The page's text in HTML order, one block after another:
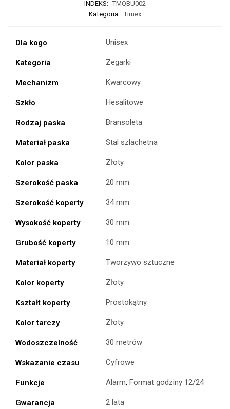
INDEKS: TMQBU002
Kategoria: Timex
Dla kogo Unisex
Kategoria Zegarki
Mechanizm Kwarcowy
Szkło Hesalitowe
Rodzaj paska Bransoleta
Materiał paska Stal szlachetna
Kolor paska Złoty
Szerokość paska 20 mm
Szerokość koperty 34 mm
Wysokość koperty 30 mm
Grubość koperty 10 mm
Materiał koperty Tworzywo sztuczne
Kolor koperty Złoty
Kształt koperty Prostokątny
Kolor tarczy Złoty
Wodoszczelność 30 metrów
Wskazanie czasu Cyfrowe
Funkcje Alarm, Format godziny 12/24
Gwarancja 2 lata